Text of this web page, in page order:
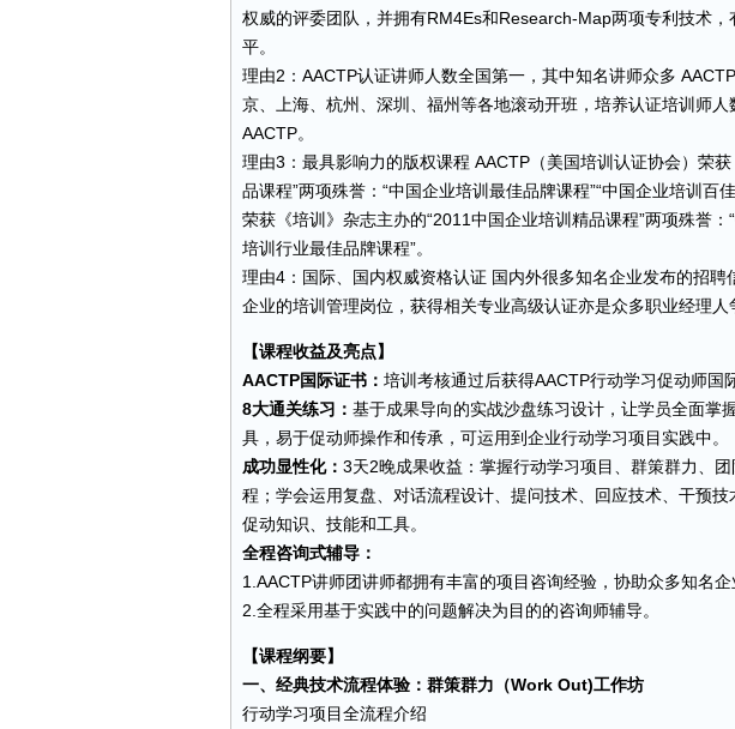
权威的评委团队，并拥有RM4Es和Research-Map两项专利技术
平。
理由2：AACTP认证讲师人数全国第一，其中知名讲师众多
京、上海、杭州、深圳、福州等各地滚动开班，培养认证培训师
AACTP。
理由3：最具影响力的版权课程 AACTP（美国培训认证协会）荣
品课程”两项殊誉：“中国企业培训最佳品牌课程”“中国企业培训百
荣获《培训》杂志主办的“2011中国企业培训精品课程”两项殊誉
培训行业最佳品牌课程”。
理由4：国际、国内权威资格认证 国内外很多知名企业发布的招聘
企业的培训管理岗位，获得相关专业高级认证亦是众多职业经理人
【课程收益及亮点】
AACTP国际证书： 培训考核通过后获得AACTP行动学习促动师国
8大通关练习： 基于成果导向的实战沙盘练习设计，让学员全面掌
具，易于促动师操作和传承，可运用到企业行动学习项目实践中。
成功显性化： 3天2晚成果收益：掌握行动学习项目、群策群力、
程；学会运用复盘、对话流程设计、提问技术、回应技术、干预
促动知识、技能和工具。
全程咨询式辅导：
1.AACTP讲师团讲师都拥有丰富的项目咨询经验，协助众多知名
2.全程采用基于实践中的问题解决为目的的咨询师辅导。
【课程纲要】
一、经典技术流程体验：群策群力（Work Out)工作坊
行动学习项目全流程介绍